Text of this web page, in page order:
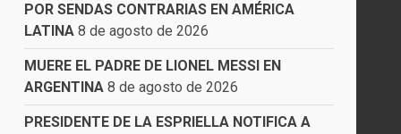
POR SENDAS CONTRARIAS EN AMÉRICA
LATINA 8 de agosto de 2026
MUERE EL PADRE DE LIONEL MESSI EN
ARGENTINA 8 de agosto de 2026
PRESIDENTE DE LA ESPRIELLA NOTIFICA A